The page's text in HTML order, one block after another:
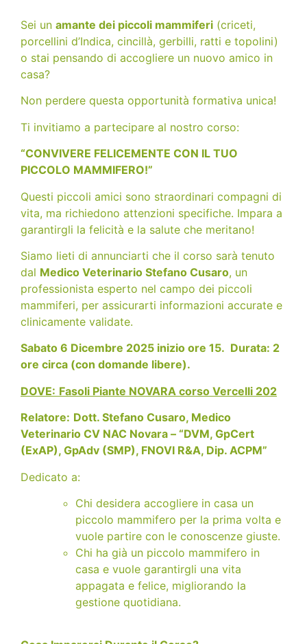
Sei un amante dei piccoli mammiferi (criceti,
porcellini d’Indica, cincillà, gerbilli, ratti e topolini)
o stai pensando di accogliere un nuovo amico in
casa?
Non perdere questa opportunità formativa unica!
Ti invitiamo a partecipare al nostro corso:
“CONVIVERE FELICEMENTE CON IL TUO
PICCOLO MAMMIFERO!”
Questi piccoli amici sono straordinari compagni di
vita, ma richiedono attenzioni specifiche. Impara a
garantirgli la felicità e la salute che meritano!
Siamo lieti di annunciarti che il corso sarà tenuto
dal Medico Veterinario Stefano Cusaro, un
professionista esperto nel campo dei piccoli
mammiferi, per assicurarti informazioni accurate e
clinicamente validate.
Sabato 6 Dicembre 2025 inizio ore 15. Durata: 2
ore circa (con domande libere).
DOVE: Fasoli Piante NOVARA corso Vercelli 202
Relatore: Dott. Stefano Cusaro, Medico
Veterinario CV NAC Novara – “DVM, GpCert
(ExAP), GpAdv (SMP), FNOVI R&A, Dip. ACPM”
Dedicato a:
Chi desidera accogliere in casa un
piccolo mammifero per la prima volta e
vuole partire con le conoscenze giuste.
Chi ha già un piccolo mammifero in
casa e vuole garantirgli una vita
appagata e felice, migliorando la
gestione quotidiana.